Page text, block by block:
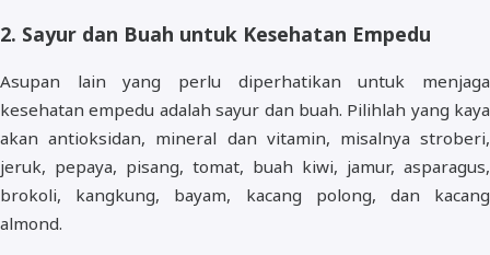
2. Sayur dan Buah untuk Kesehatan Empedu
Asupan lain yang perlu diperhatikan untuk menjaga
kesehatan empedu adalah sayur dan buah. Pilihlah yang kaya
akan antioksidan, mineral dan vitamin, misalnya stroberi,
jeruk, pepaya, pisang, tomat, buah kiwi, jamur, asparagus,
brokoli, kangkung, bayam, kacang polong, dan kacang
almond.